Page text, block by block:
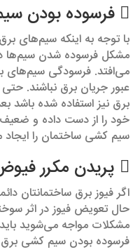
 فرسوده بودن سیم های برق
با توجه به اینکه سیم‌های
مشکل فرسوده شدن سیم‌ها
می‌افتد. فرسودگی سیم‌های
عبور جریان برق نباشند. حتی
برق نیز استفاده شده باشد
خود را از دست داده و
سیم کشی ساختمان را ایجاد
 پریدن مکرر فیوض برق
اگر فیوز برق ساختمانتان
حال تعویض فیوز در اثر
مشکلات مواجه می‌شوید
فرسوده بودن سیم کشی برق